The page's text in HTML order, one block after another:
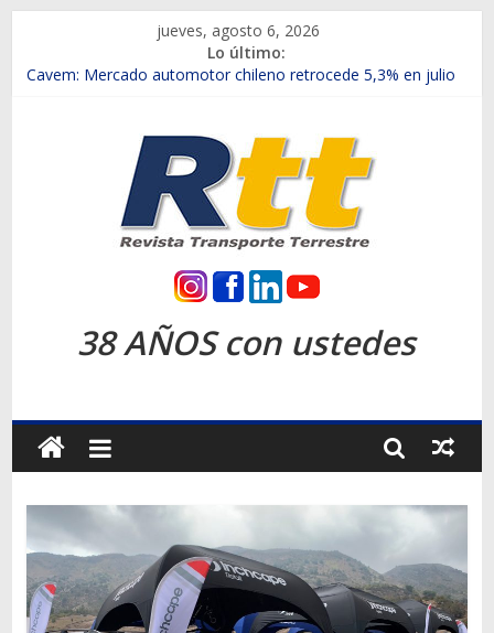
contenido
jueves, agosto 6, 2026
Lo último:
Chile es el primer mercado internacional en lanzar la nueva
Salfa suma vehículos electrificados de Chevrolet en el Biobío
Samex amplía su red con nuevas sucursales en Rancagua y
SINOTRUK Pick-ups presentó la recién estrenada Bolden en
la Expo Compras Públicas 2026
Revista
Transporte
Terrestre
Autos,
camiones,
motos,
información
del
38 AÑOS con ustedes